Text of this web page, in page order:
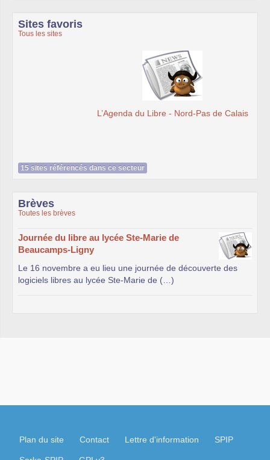
Sites favoris
Tous les sites
L’Agenda du Libre - Nord-Pas de Calais
15 sites référencés dans ce secteur
Brèves
Toutes les brèves
Journée du libre au lycée Ste-Marie de
Beaucamps-Ligny
Le 16 novembre a eu lieu une journée de découverte des
logiciels libres au lycée Ste-Marie de (…)
Plan du site Contact Lettre d'information SPIP